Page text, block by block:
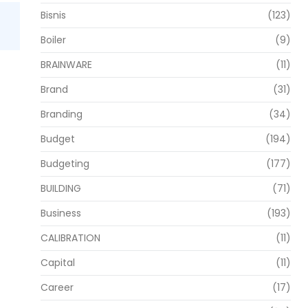
Bisnis
(123)
Boiler
(9)
BRAINWARE
(11)
Brand
(31)
Branding
(34)
Budget
(194)
Budgeting
(177)
BUILDING
(71)
Business
(193)
CALIBRATION
(11)
Capital
(11)
Career
(17)